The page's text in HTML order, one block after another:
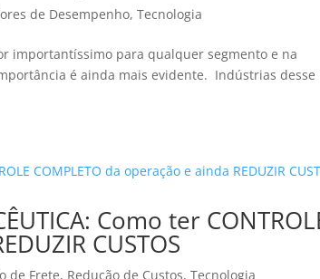
de Desempenho,Tecnologia
importantíssimo para qualquer segmento e na
é ainda mais evidente. Indústrias desse
Como ter
CUSTOS
de Frete, Redução de Custos,Tecnologia